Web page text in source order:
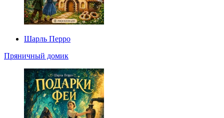
Шарль Перро
Пряничный домик